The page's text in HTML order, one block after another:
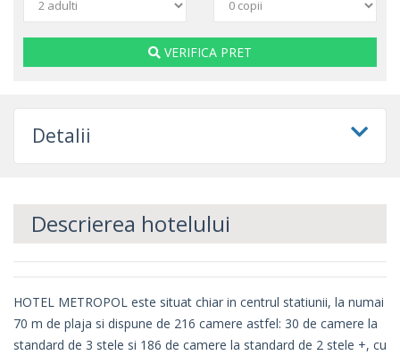
VERIFICA PRET
Detalii
Descrierea hotelului
HOTEL METROPOL este situat chiar in centrul statiunii, la numai
70 m de plaja si dispune de 216 camere astfel: 30 de camere la
standard de 3 stele si 186 de camere la standard de 2 stele +, cu